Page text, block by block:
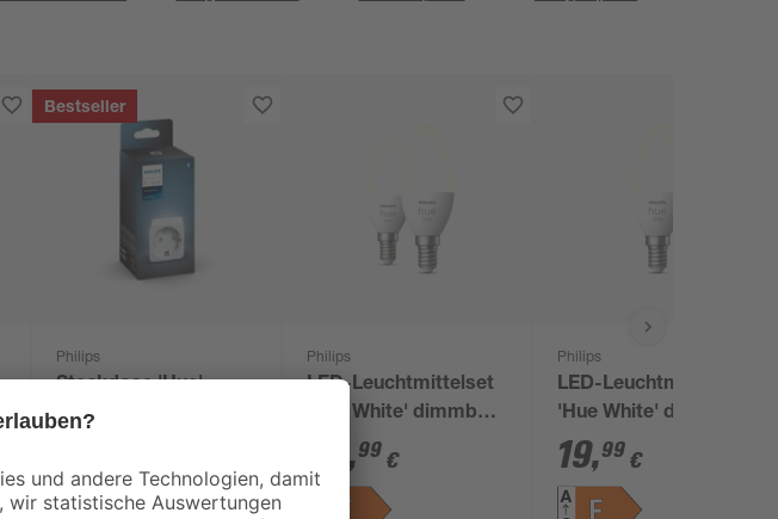
Bestseller
Philips
Steckdose 'Hue'
Smart Plug DE/AT
Philips
LED-Leuchtmittelset
'Hue White' dimmbar
Kerze matt E14 5,5 W
470 lm warmweiß 2
Stück
,99 €
Philips
LED-Leuchtmittel
'Hue White' dimmbar
Kerze matt E14 5,5 W
470 lm warmweiß
19,99 €